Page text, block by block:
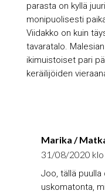
parasta on kyllä
monipuolisesti
Viidakko on kuin
tavaratalo.
ikimuistoiset pari
keräilijöiden
Marika /
31/08/2020
Joo, tällä puulla
uskomatonta,